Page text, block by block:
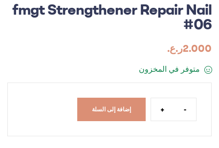
fmgt Strengthener Repair Nail
#06
2.000ر.ع.
متوفر في المخزون
-
+ إضافة إلى السلة